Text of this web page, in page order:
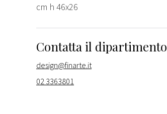
cm h 46x26
Contatta il dipartimento
design@finarte.it
02 3363801